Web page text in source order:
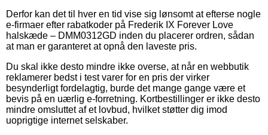
Derfor kan det til hver en tid vise sig lønsomt at efterse nogle
e-firmaer efter rabatkoder på Frederik IX Forever Love
halskæde – DMM0312GD inden du placerer ordren, sådan
at man er garanteret at opnå den laveste pris.
Du skal ikke desto mindre ikke overse, at når en webbutik
reklamerer bedst i test varer for en pris der virker
besynderligt fordelagtig, burde det mange gange være et
bevis på en uærlig e-forretning. Kortbestillinger er ikke desto
mindre omsluttet af et lovbud, hvilket støtter dig imod
uoprigtige internet selskaber.